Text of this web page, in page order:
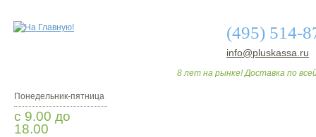
(495) 514-
info@pluskassa.ru
8 лет на рынке! Доставка по
Понедельник-пятница
с 9.00 до
18.00